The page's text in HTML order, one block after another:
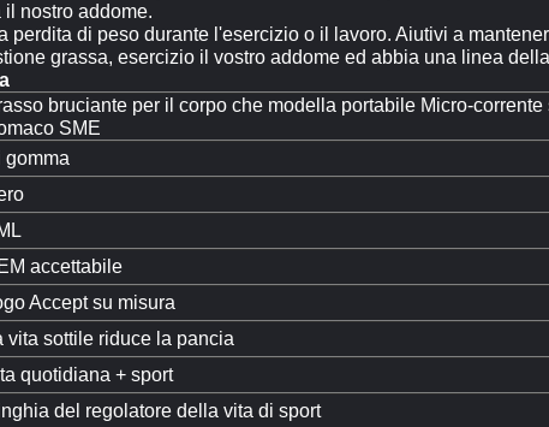
nostro addome.
perdita di peso durante l'esercizio o il lavoro. Aiutivi a
grassa, esercizio il vostro addome ed abbia una linea
bruciante per il corpo che modella portabile Micro-
SME
gomma
accettabile
Accept su misura
vita sottile riduce la pancia
quotidiana + sport
del regolatore della vita di sport